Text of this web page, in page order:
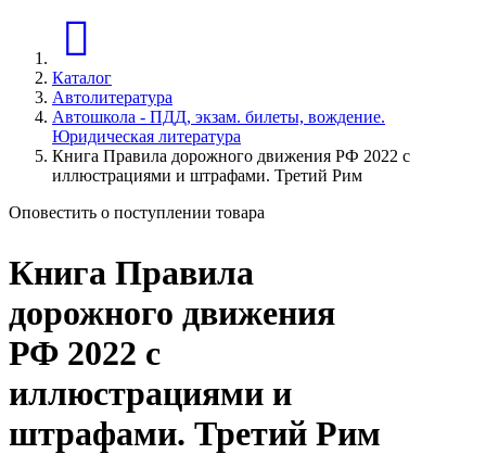
Каталог
Автолитература
Автошкола - ПДД, экзам. билеты, вождение.
Юридическая литература
Книга Правила дорожного движения РФ 2022 с
иллюстрациями и штрафами. Третий Рим
Оповестить о поступлении товара
Книга Правила
дорожного движения
РФ 2022 с
иллюстрациями и
штрафами. Третий Рим